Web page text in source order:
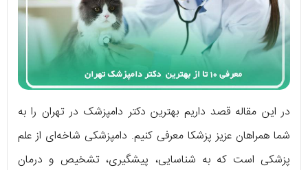
در این مقاله قصد داریم بهترین دکتر دامپزشک در تهران را به
شما همراهان عزیز پزشکا معرفی کنیم. دامپزشکی شاخه‌ای از علم
پزشکی است که به شناسایی، پیشگیری، تشخیص و درمان